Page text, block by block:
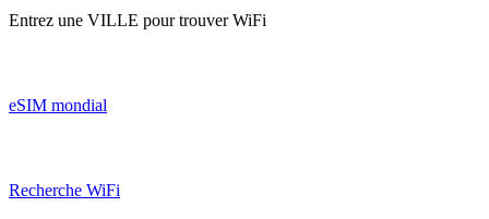
Entrez une VILLE pour trouver WiFi
eSIM mondial
Recherche WiFi